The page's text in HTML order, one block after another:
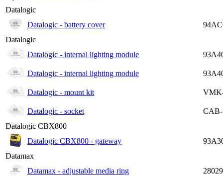
Datalogic
Datalogic - battery cover
Datalogic
Datalogic - internal lighting module
Datalogic - internal lighting module
Datalogic - mount kit
Datalogic - socket
Datalogic CBX800
Datalogic CBX800 - gateway
Datamax
Datamax - adjustable media ring